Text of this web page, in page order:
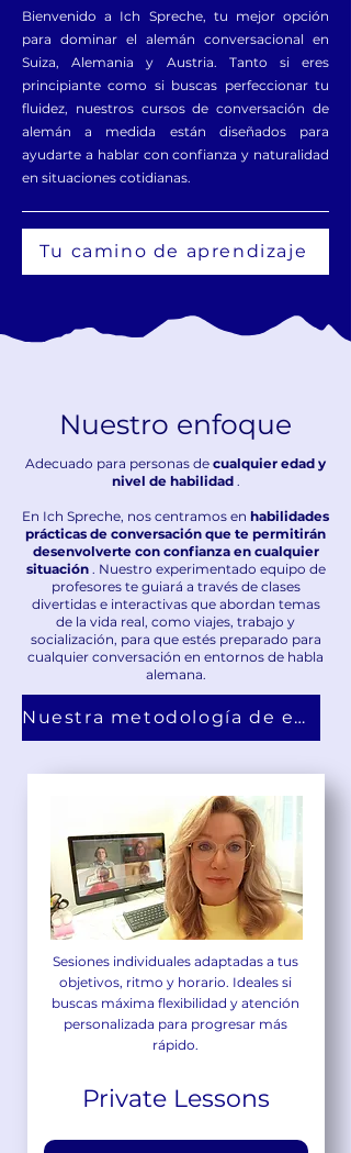
Bienvenido a Ich Spreche, tu mejor opción
para dominar el alemán conversacional en
Suiza, Alemania y Austria. Tanto si eres
principiante como si buscas perfeccionar tu
fluidez, nuestros cursos de conversación de
alemán a medida están diseñados para
ayudarte a hablar con confianza y naturalidad
en situaciones cotidianas.
Tu camino de aprendizaje
Nuestro enfoque
Adecuado para personas de cualquier edad y
nivel de habilidad.
En Ich Spreche, nos centramos en habilidades
prácticas de conversación que te permitirán
desenvolverte con confianza en cualquier
situación. Nuestro experimentado equipo de
profesores te guiará a través de clases
divertidas e interactivas que abordan temas
de la vida real, como viajes, trabajo y
socialización, para que estés preparado para
cualquier conversación en entornos de habla
alemana.
Nuestra metodología de enseñanza
Sesiones individuales adaptadas a tus
objetivos, ritmo y horario. Ideales si
buscas máxima flexibilidad y atención
personalizada para progresar más
rápido.
Private Lessons